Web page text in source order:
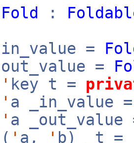
Fold :
in_value =
out_value =
' key t =
' a _in_value
' a _out_value
( ' a, ' b) _t =